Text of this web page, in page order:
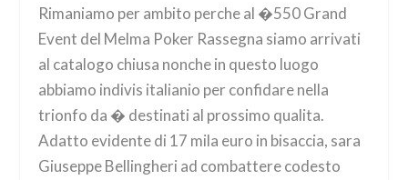
Rimaniamo per ambito perche al �550 Grand
Event del Melma Poker Rassegna siamo arrivati
al catalogo chiusa nonche in questo luogo
abbiamo indivis italianio per confidare nella
trionfo da � destinati al prossimo qualita.
Adatto evidente di 17 mila euro in bisaccia, sara
Giuseppe Bellingheri ad combattere codesto